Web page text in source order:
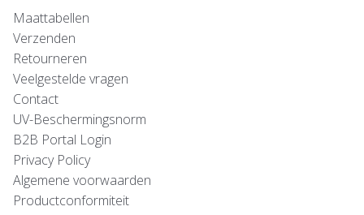
Maattabellen
Verzenden
Retourneren
Veelgestelde vragen
Contact
UV-Beschermingsnorm
B2B Portal Login
Privacy Policy
Algemene voorwaarden
Productconformiteit